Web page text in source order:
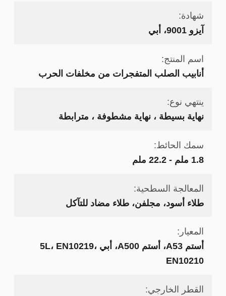
شهادة:
آيزو 9001، أبي
اسم المنتج:
أنابيب الصلب المتفجرات من مخلفات الحرب
ينتهي نوع:
نهاية بسيطة ، نهاية مشطوفة ، مترابطة
سمك الحائط:
1.8 ملم - 22.2 ملم
المعالجة السطحية:
طلاء أسود، مجلفن، طلاء مضاد للتآكل
المعيار:
أستم A53، أستم A500، أبي 5L، EN10219،
EN10210
القطر الخارجي: